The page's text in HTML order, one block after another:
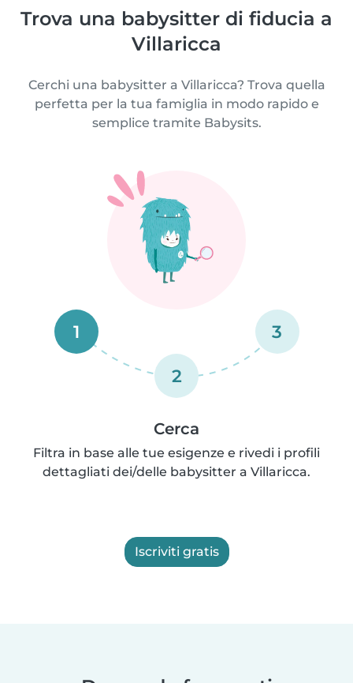
Trova una babysitter di fiducia a
Villaricca
Cerchi una babysitter a Villaricca? Trova quella
perfetta per la tua famiglia in modo rapido e
semplice tramite Babysits.
1
2
3
Cerca
Filtra in base alle tue esigenze e rivedi i profili
dettagliati dei/delle babysitter a Villaricca.
Iscriviti gratis